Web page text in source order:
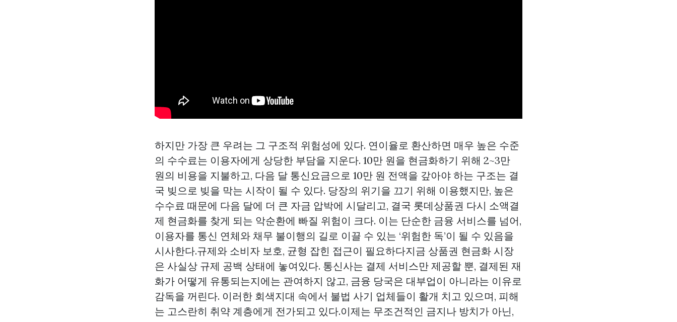
하지만 가장 큰 우려는 그 구조적 위험성에 있다. 연이율로 환산하면 매우 높은 수준
의 수수료는 이용자에게 상당한 부담을 지운다. 10만 원을 현금화하기 위해 2~3만
원의 비용을 지불하고, 다음 달 통신요금으로 10만 원 전액을 갚아야 하는 구조는 결
국 빚으로 빚을 막는 시작이 될 수 있다. 당장의 위기을 끄기 위해 이용했지만, 높은
수수료 때문에 다음 달에 더 큰 자금 압박에 시달리고, 결국 롯데상품권 다시 소액결
제 현금화를 찾게 되는 악순환에 빠질 위험이 크다. 이는 단순한 금융 서비스를 넘어,
이용자를 통신 연체와 채무 불이행의 길로 이끌 수 있는 ‘위험한 독’이 될 수 있음을
시사한다.규제와 소비자 보호, 균형 잡힌 접근이 필요하다지금 상품권 현금화 시장
은 사실상 규제 공백 상태에 놓여있다. 통신사는 결제 서비스만 제공할 뿐, 결제된 재
화가 어떻게 유통되는지에는 관여하지 않고, 금융 당국은 대부업이 아니라는 이유로
감독을 꺼린다. 이러한 회색지대 속에서 불법 사기 업체들이 활개 치고 있으며, 피해
는 고스란히 취약 계층에게 전가되고 있다.이제는 무조건적인 금지나 방치가 아닌,